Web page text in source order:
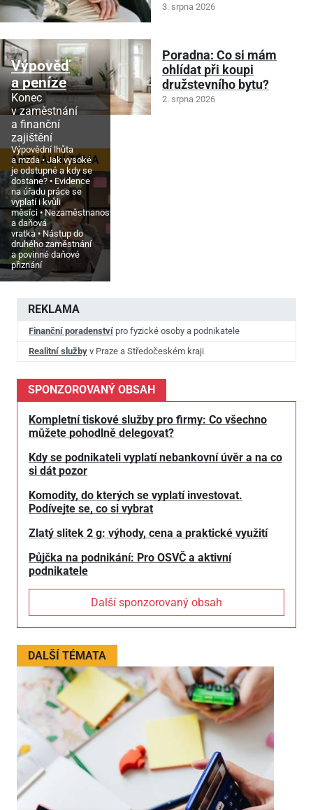
REKLAMA
Finanční poradenství pro fyzické osoby a podnikatele
Realitní služby v Praze a Středočeském kraji
3. srpna 2026
Poradna: Co si mám
ohlídat při koupi
družstevního bytu?
2. srpna 2026
AKTUÁLNÍ TÉMA
Výpověď
a peníze
Konec
v zaměstnání
a finanční
zajištění
Výpovědní lhůta
a mzda
Jak vysoké
je odstupné a kdy se
dostane?
Evidence
na úřadu práce se
vyplatí i kvůli
měsíci
Nezaměstnanost
a daňová
vratka
Nástup do
druhého zaměstnání
a povinné daňové
přiznání
SPONZOROVANÝ OBSAH
Kompletní tiskové služby pro firmy: Co všechno
můžete pohodlně delegovat?
Kdy se podnikateli vyplatí nebankovní úvěr a na co
si dát pozor
Komodity, do kterých se vyplatí investovat.
Podívejte se, co si vybrat
Zlatý slitek 2 g: výhody, cena a praktické využití
Půjčka na podnikání: Pro OSVČ a aktivní
podnikatele
Další sponzorovaný obsah
DALŠÍ TÉMATA